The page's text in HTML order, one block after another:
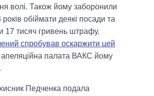
волі. Також йому заборонили
обіймати деякі посади та
17 тисяч гривень штрафу.
спробував оскаржити цей
апеляційна палата ВАКС йому
.
Педченка подала